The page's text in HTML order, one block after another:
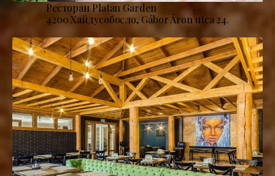
Ресторан Platan Garden
4200 Хайдусобосло, Gábor Áron utca 24.